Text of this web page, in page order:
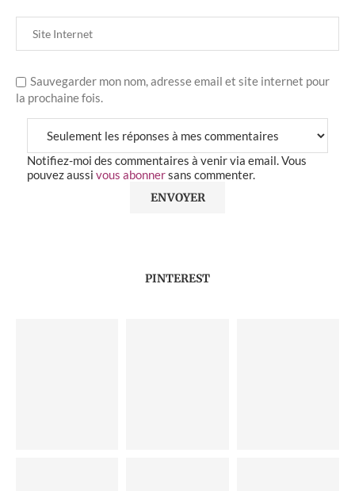
Sauvegarder mon nom, adresse email et site internet pour
la prochaine fois.
Notifiez-moi des commentaires à venir via email. Vous
pouvez aussi vous abonnersans commenter.
PINTEREST